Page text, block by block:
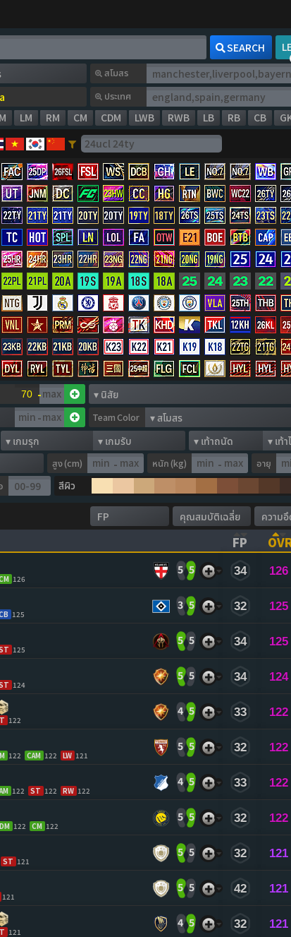
SEARCH
สโมสร
ประเทศ
LM RM CM CDM LWB RWB LB RB CB
-
-
Team Color
สูง (cm) - หนัก (kg) - อายุ
สีผิว
FP
(CLICK
126
5 5 34 126
125
3 5 32 125
125
5 5 34 125
124
5 5 34 124
122
4 5 33 122
122 CAM 122 LW 121
5 5 32 122
122 ST 122 RW 122
4 5 33 122
122 CM 122
5 5 32 122
ST 121
5 5 32 121
121
5 5 42 121
121
4 5 32 121